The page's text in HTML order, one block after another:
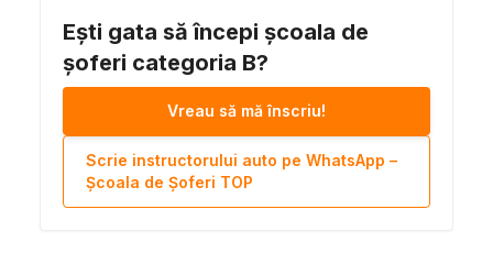
Ești gata să începi școala de
șoferi categoria B?
Vreau să mă înscriu!
Scrie instructorului auto pe WhatsApp –
Școala de Șoferi TOP